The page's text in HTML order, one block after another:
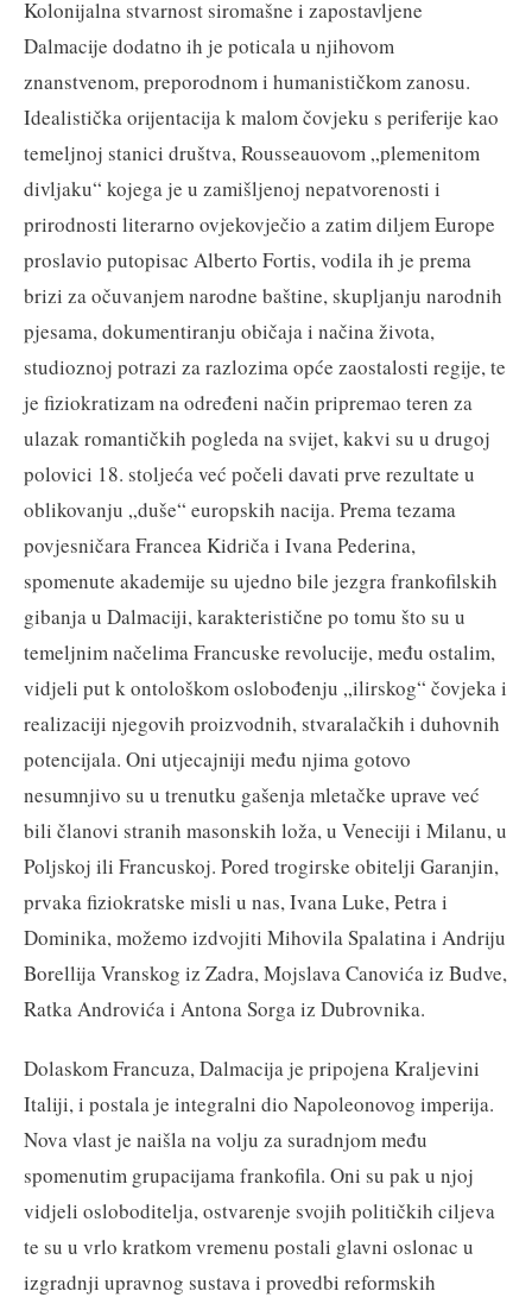
Kolonijalna stvarnost siromašne i zapostavljene
Dalmacije dodatno ih je poticala u njihovom
znanstvenom, preporodnom i humanističkom zanosu.
Idealistička orijentacija k malom čovjeku s periferije kao
temeljnoj stanici društva, Rousseauovom „plemenitom
divljaku“ kojega je u zamišljenoj nepatvorenosti i
prirodnosti literarno ovjekovječio a zatim diljem Europe
proslavio putopisac Alberto Fortis, vodila ih je prema
brizi za očuvanjem narodne baštine, skupljanju narodnih
pjesama, dokumentiranju običaja i načina života,
studioznoj potrazi za razlozima opće zaostalosti regije, te
je fiziokratizam na određeni način pripremao teren za
ulazak romantičkih pogleda na svijet, kakvi su u drugoj
polovici 18. stoljeća već počeli davati prve rezultate u
oblikovanju „duše“ europskih nacija. Prema tezama
povjesničara Francea Kidriča i Ivana Pederina,
spomenute akademije su ujedno bile jezgra frankofilskih
gibanja u Dalmaciji, karakteristične po tomu što su u
temeljnim načelima Francuske revolucije, među ostalim,
vidjeli put k ontološkom oslobođenju „ilirskog“ čovjeka i
realizaciji njegovih proizvodnih, stvaralačkih i duhovnih
potencijala. Oni utjecajniji među njima gotovo
nesumnjivo su u trenutku gašenja mletačke uprave već
bili članovi stranih masonskih loža, u Veneciji i Milanu, u
Poljskoj ili Francuskoj. Pored trogirske obitelji Garanjin,
prvaka fiziokratske misli u nas, Ivana Luke, Petra i
Dominika, možemo izdvojiti Mihovila Spalatina i Andriju
Borellija Vranskog iz Zadra, Mojslava Canovića iz Budve,
Ratka Androvića i Antona Sorga iz Dubrovnika.
Dolaskom Francuza, Dalmacija je pripojena Kraljevini
Italiji, i postala je integralni dio Napoleonovog imperija.
Nova vlast je naišla na volju za suradnjom među
spomenutim grupacijama frankofila. Oni su pak u njoj
vidjeli osloboditelja, ostvarenje svojih političkih ciljeva
te su u vrlo kratkom vremenu postali glavni oslonac u
izgradnji upravnog sustava i provedbi reformskih